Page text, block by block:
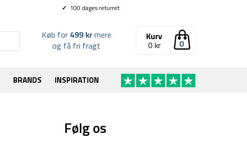
✓ 100 dages returret
0
Kurv
0 kr
Køb for 499 krmere
og få fri fragt
BRANDS INSPIRATION
Følg os